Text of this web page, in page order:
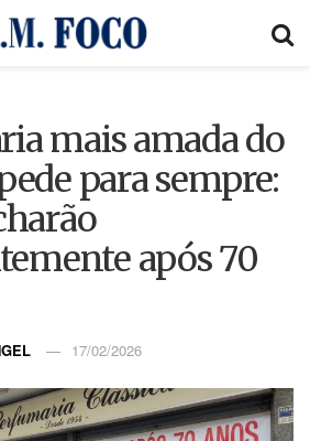
mais amada do
para sempre:
após 70
17/02/2026